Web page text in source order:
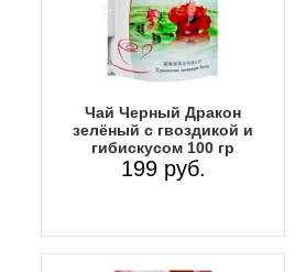
Чай Черный Дракон
зелёный с гвоздикой и
гибискусом 100 гр
199 руб.